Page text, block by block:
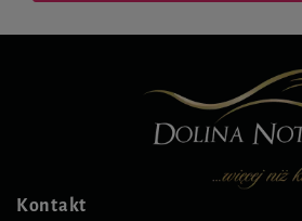
Kontakt